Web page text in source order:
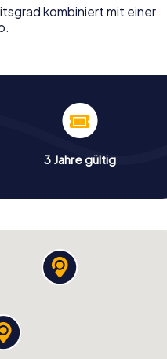
kombiniert mit einer
3 Jahre gültig